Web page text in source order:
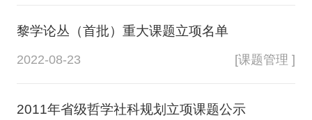
黎学论丛（首批）重大课题立项名单
2022-08-23 [课题管理 ]
2011年省级哲学社科规划立项课题公示